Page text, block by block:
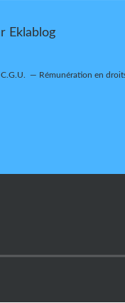
Eklablog
C.G.U. Rémunération en